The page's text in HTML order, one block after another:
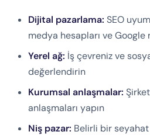
Dijital pazarlama: SEO
medya hesapları ve Google
Yerel ağ: İş çevreniz ve
değerlendirin
Kurumsal anlaşmalar:
anlaşmaları yapın
Niş pazar: Belirli bir